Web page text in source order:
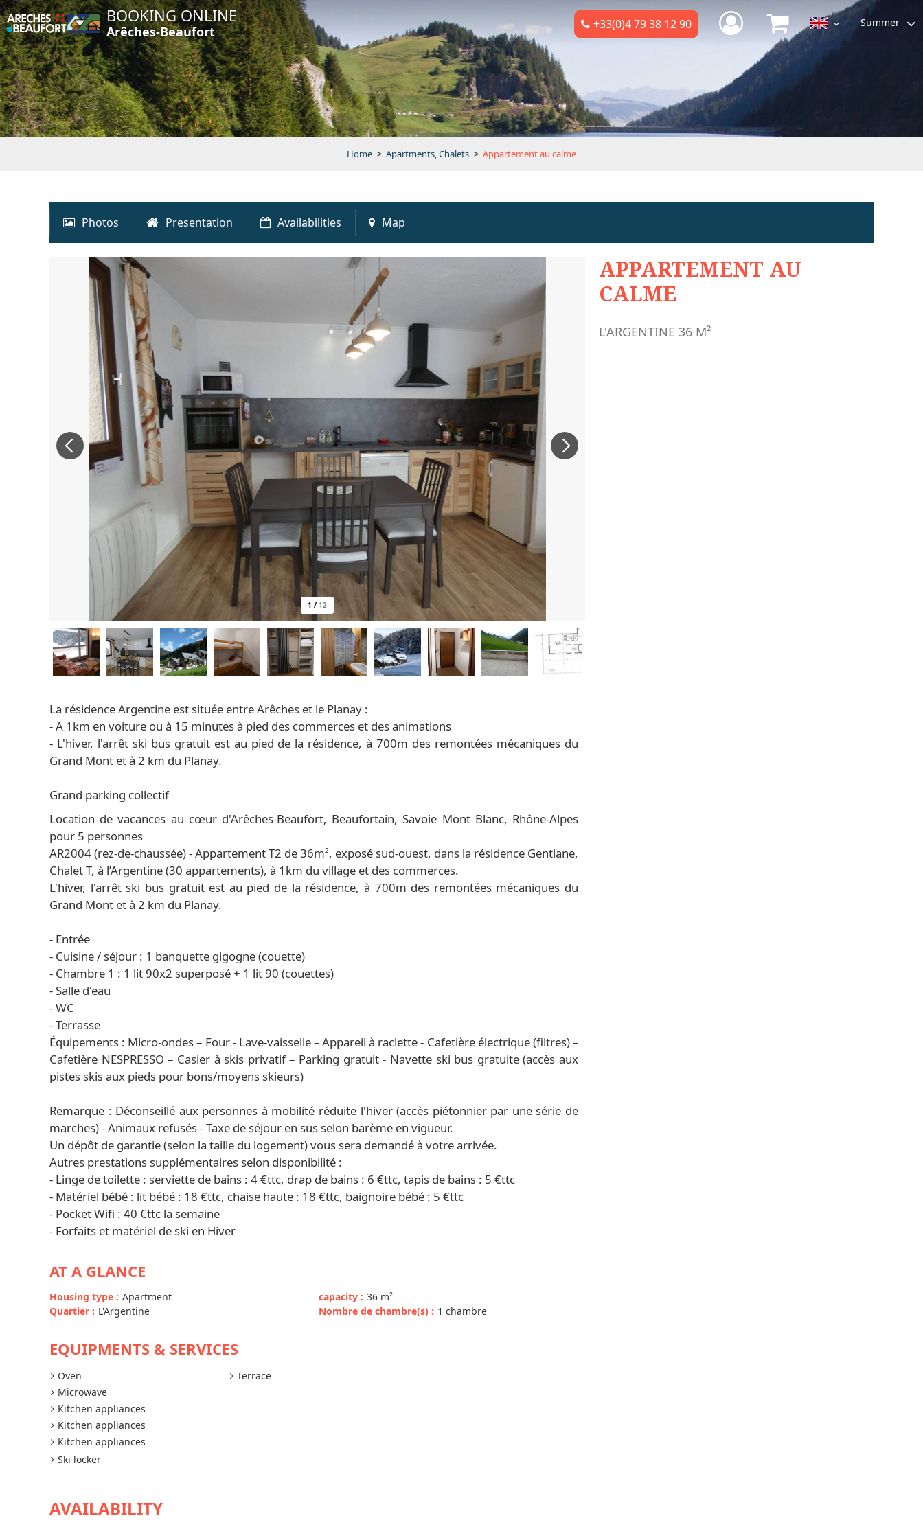
BOOKING ONLINE
Arêches-Beaufort +33(0)4 79 38 12 90 Summer
Home > Apartments, Chalets > Appartement au calme
Photos Presentation Availabilities Map
1 / 12
APPARTEMENT AU
CALME
L'ARGENTINE 36 M²
La résidence Argentine est située entre Arêches et le Planay :
- A 1km en voiture ou à 15 minutes à pied des commerces et des animations
- L'hiver, l'arrêt ski bus gratuit est au pied de la résidence, à 700m des remontées mécaniques du
Grand Mont et à 2 km du Planay.
Grand parking collectif
Location de vacances au cœur d'Arêches-Beaufort, Beaufortain, Savoie Mont Blanc, Rhône-Alpes
pour 5 personnes
AR2004 (rez-de-chaussée) - Appartement T2 de 36m², exposé sud-ouest, dans la résidence Gentiane,
Chalet T, à l’Argentine (30 appartements), à 1km du village et des commerces.
L'hiver, l'arrêt ski bus gratuit est au pied de la résidence, à 700m des remontées mécaniques du
Grand Mont et à 2 km du Planay.
- Entrée
- Cuisine / séjour : 1 banquette gigogne (couette)
- Chambre 1 : 1 lit 90x2 superposé + 1 lit 90 (couettes)
- Salle d'eau
- WC
- Terrasse
Équipements : Micro-ondes – Four - Lave-vaisselle – Appareil à raclette - Cafetière électrique (filtres) –
Cafetière NESPRESSO – Casier à skis privatif – Parking gratuit - Navette ski bus gratuite (accès aux
pistes skis aux pieds pour bons/moyens skieurs)
Remarque : Déconseillé aux personnes à mobilité réduite l'hiver (accès piétonnier par une série de
marches) - Animaux refusés - Taxe de séjour en sus selon barème en vigueur.
Un dépôt de garantie (selon la taille du logement) vous sera demandé à votre arrivée.
Autres prestations supplémentaires selon disponibilité :
- Linge de toilette : serviette de bains : 4 €ttc, drap de bains : 6 €ttc, tapis de bains : 5 €ttc
- Matériel bébé : lit bébé : 18 €ttc, chaise haute : 18 €ttc, baignoire bébé : 5 €ttc
- Pocket Wifi : 40 €ttc la semaine
- Forfaits et matériel de ski en Hiver
AT A GLANCE
Housing type : Apartment
Quartier : L'Argentine
capacity : 36 m²
Nombre de chambre(s) : 1 chambre
EQUIPMENTS & SERVICES
Oven
Microwave
Kitchen appliances
Kitchen appliances
Kitchen appliances
Ski locker
Terrace
AVAILABILITY